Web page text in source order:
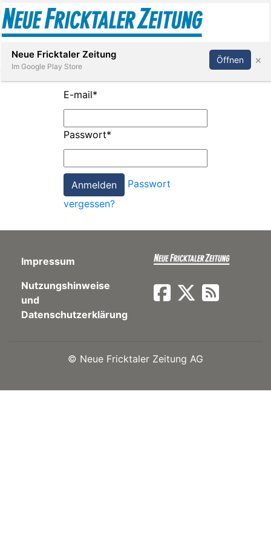
Paper
App
Abonnieren Anmelden
E-mail*
Passwort*
Passwort
vergessen?
Impressum
Nutzungshinweise
und
Datenschutzerklärung
© Neue Fricktaler Zeitung AG
Neue Fricktaler Zeitung
Im Google Play Store
Öffnen ×